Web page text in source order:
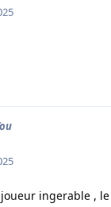
ingerable , le